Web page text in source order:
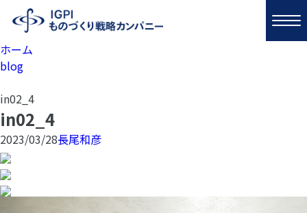
ホーム
blog
in02_4
in02_4
2023/03/28長尾和彦